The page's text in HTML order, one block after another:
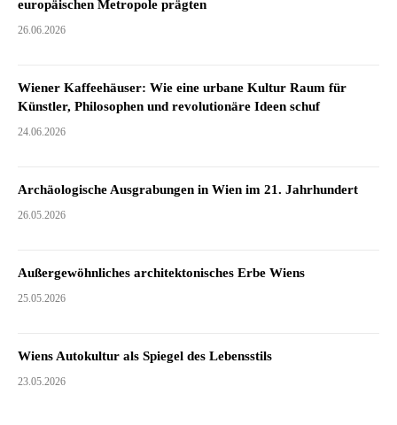
europäischen Metropole prägten
26.06.2026
Wiener Kaffeehäuser: Wie eine urbane Kultur Raum für
Künstler, Philosophen und revolutionäre Ideen schuf
24.06.2026
Archäologische Ausgrabungen in Wien im 21. Jahrhundert
26.05.2026
Außergewöhnliches architektonisches Erbe Wiens
25.05.2026
Wiens Autokultur als Spiegel des Lebensstils
23.05.2026